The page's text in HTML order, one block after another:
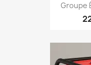
Groupe